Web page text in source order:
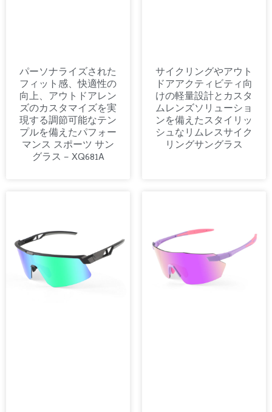
パーソナライズされた
フィット感、快適性の
向上、アウトドアレン
ズのカスタマイズを実
現する調節可能なテン
プルを備えたパフォー
マンス スポーツ サン
グラス – XQ681A
サイクリングやアウト
ドアアクティビティ向
けの軽量設計とカスタ
ムレンズソリューショ
ンを備えたスタイリッ
シュなリムレスサイク
リングサングラス